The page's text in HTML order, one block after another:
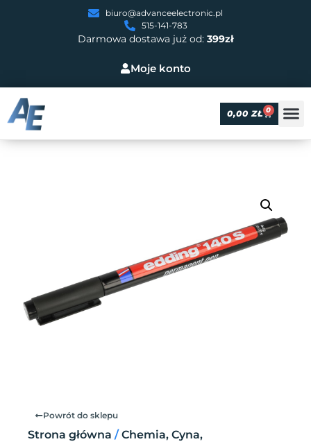
Moje konto
Darmowa dostawa już od: 399zł
biuro@advanceelectronic.pl
515-141-783
0,00 ZŁ 0
Powrót do sklepu
Strona główna /Chemia, Cyna,